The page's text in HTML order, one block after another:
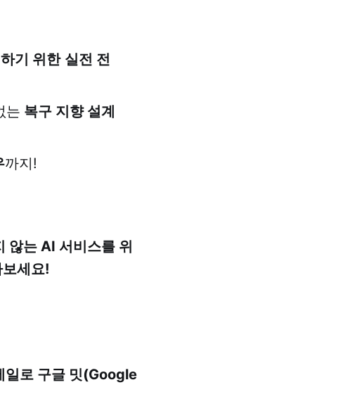
기 위한 실전 전
는 복구 지향 설계
까지!
않는 AI 서비스를 위
세요!
일로 구글 밋(Google